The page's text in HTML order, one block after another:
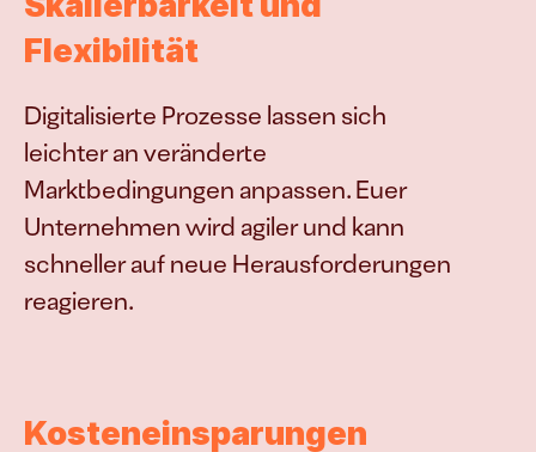
Flexibilität
Digitalisierte Prozesse lassen sich
leichter an veränderte
Marktbedingungen anpassen. Euer
Unternehmen wird agiler und kann
schneller auf neue Herausforderungen
reagieren.
Kosteneinsparungen